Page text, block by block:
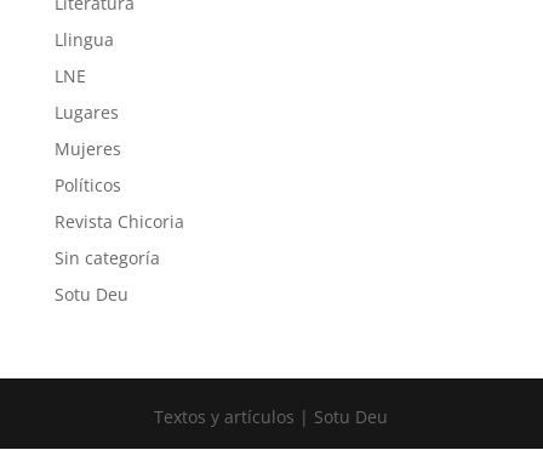
Llingua
LNE
Lugares
Mujeres
Políticos
Revista Chicoria
Sin categoría
Sotu Deu
Textos y artículos | Sotu Deu